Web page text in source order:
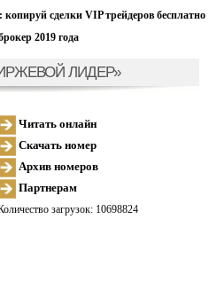
сделки VIP трейдеров бесплатно
2019 года
ЛИДЕР»
Читать онлайн
Скачать номер
Архив номеров
Партнерам
загрузок: 10698824